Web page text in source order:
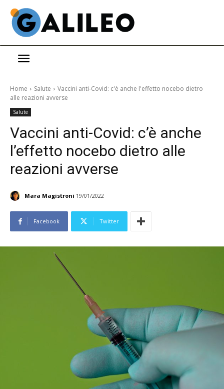
Home Salute
Vaccini anti-Covid: c'è anche l'effetto nocebo dietro
alle reazioni avverse
Salute
Vaccini anti-Covid: c’è anche
l’effetto nocebo dietro alle
reazioni avverse
Mara Magistroni 19/01/2022
Facebook Twitter